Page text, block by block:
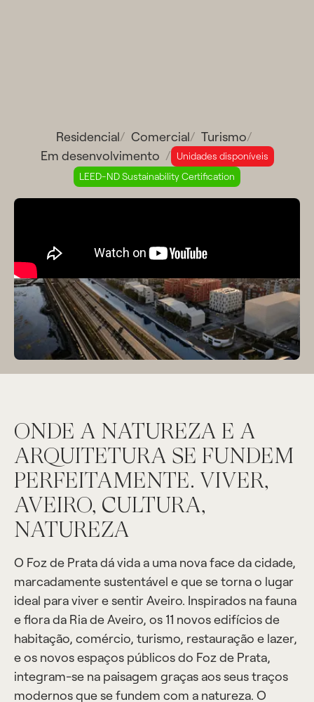
Residencial/ Comercial/ Turismo/
Em desenvolvimento / Unidades disponíveis
LEED-ND Sustainability Certification
ONDE A NATUREZA E A
ARQUITETURA SE FUNDEM
PERFEITAMENTE. VIVER,
AVEIRO, CULTURA,
NATUREZA
O Foz de Prata dá vida a uma nova face da cidade,
marcadamente sustentável e que se torna o lugar
ideal para viver e sentir Aveiro. Inspirados na fauna
e flora da Ria de Aveiro, os 11 novos edifícios de
habitação, comércio, turismo, restauração e lazer,
e os novos espaços públicos do Foz de Prata,
integram-se na paisagem graças aos seus traços
modernos que se fundem com a natureza. O